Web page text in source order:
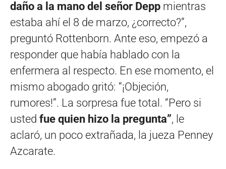
daño a la mano del señor Depp mientras
estaba ahí el 8 de marzo, ¿correcto?”,
preguntó Rottenborn. Ante eso, empezó a
responder que había hablado con la
enfermera al respecto. En ese momento, el
mismo abogado gritó: “¡Objeción,
rumores!”. La sorpresa fue total. “Pero si
usted fue quien hizo la pregunta”, le
aclaró, un poco extrañada, la jueza Penney
Azcarate.